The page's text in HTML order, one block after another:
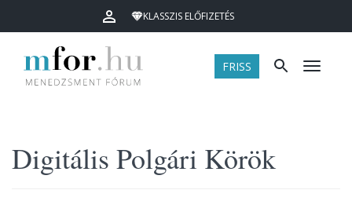
KLASSZIS ELŐFIZETÉS
FRISS Menü
Digitális Polgári Körök